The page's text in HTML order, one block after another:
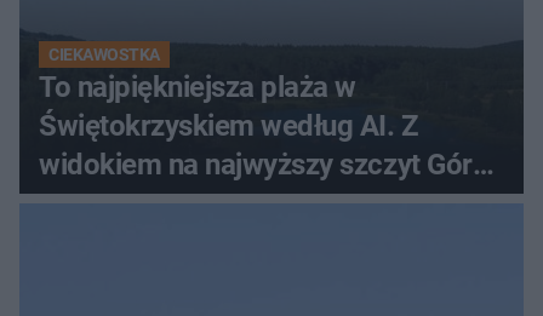
CIEKAWOSTKA
To najpiękniejsza plaża w
Świętokrzyskiem według AI. Z
widokiem na najwyższy szczyt Gór
Świętokrzyskich